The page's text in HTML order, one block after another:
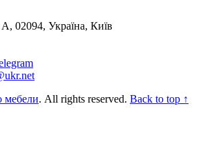
02094, Україна, Київ
мебели. All rights reserved. Back to top ↑